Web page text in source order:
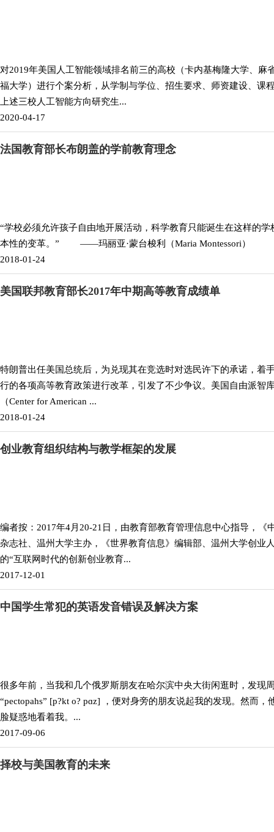
对2019年美国人工智能领域排名前三的高校（卡内基梅隆大学、麻
福大学）进行个案分析，从学制与学位、招生要求、师资建设、课
上述三校人工智能方向研究生...
2020-04-17
法国教育部长布朗盖的学前教育理念
“学校必须允许孩子自由地开展活动，科学教育只能诞生在这样的学
本性的变革。” ——玛丽亚·蒙台梭利（Maria Montessori）
2018-01-24
美国联邦教育部长2017年中期高等教育成绩单
特朗普出任美国总统后，为兑现其在竞选时对选民许下的承诺，着
行的各项高等教育政策进行改革，引发了不少争议。美国自由派
（Center for American ...
2018-01-24
创业教育组织结构与教学框架的发展
编者按：2017年4月20-21日，由教育部教育管理信息中心指导，《
杂志社、温州大学主办，《世界教育信息》编辑部、温州大学创业
的“互联网时代的创新创业教育...
2017-12-01
中国学生常犯的英语发音错误及解决方案
很多年前，当我和几个俄罗斯朋友在哈尔滨中央大街闲逛时，发现
“pectopahs” [p?kt o? pɑz] ，便对身旁的朋友说起我的发现。然而，
脸疑惑地看着我。...
2017-09-06
择校与美国教育的未来